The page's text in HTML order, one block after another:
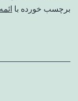
برچسب خورده با